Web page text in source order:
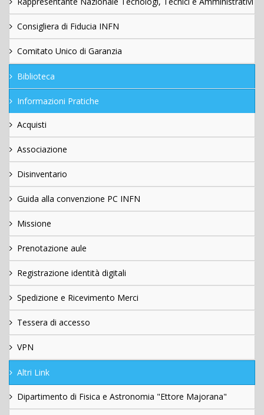
Consigliera di Fiducia INFN
Comitato Unico di Garanzia
Biblioteca
Informazioni Pratiche
Acquisti
Associazione
Disinventario
Guida alla convenzione PC INFN
Missione
Prenotazione aule
Registrazione identità digitali
Spedizione e Ricevimento Merci
Tessera di accesso
VPN
Altri Link
Dipartimento di Fisica e Astronomia "Ettore Majorana"